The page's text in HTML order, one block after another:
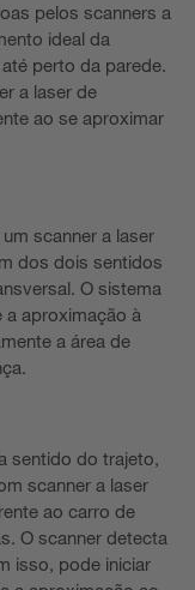
pelos scanners a
ideal da
perto da parede.
a laser de
ao se aproximar
scanner a laser
dos dois sentidos
O sistema
a aproximação à
a área de
sentido do trajeto,
scanner a laser
ao carro de
O scanner detecta
isso, pode iniciar